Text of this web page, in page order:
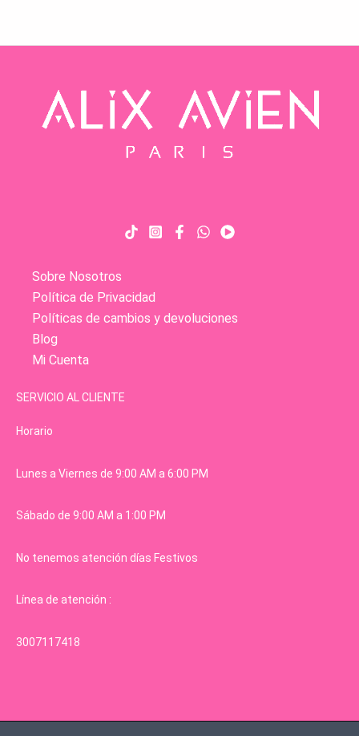
Sobre Nosotros
Política de Privacidad
Políticas de cambios y devoluciones
Blog
Mi Cuenta
SERVICIO AL CLIENTE
Horario
Lunes a Viernes de 9:00 AM a 6:00 PM
Sábado de 9:00 AM a 1:00 PM
No tenemos atención días Festivos
Línea de atención :
3007117418